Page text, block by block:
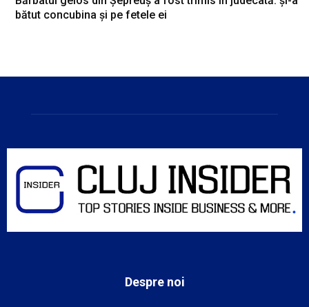
bătut concubina și pe fetele ei
Despre noi